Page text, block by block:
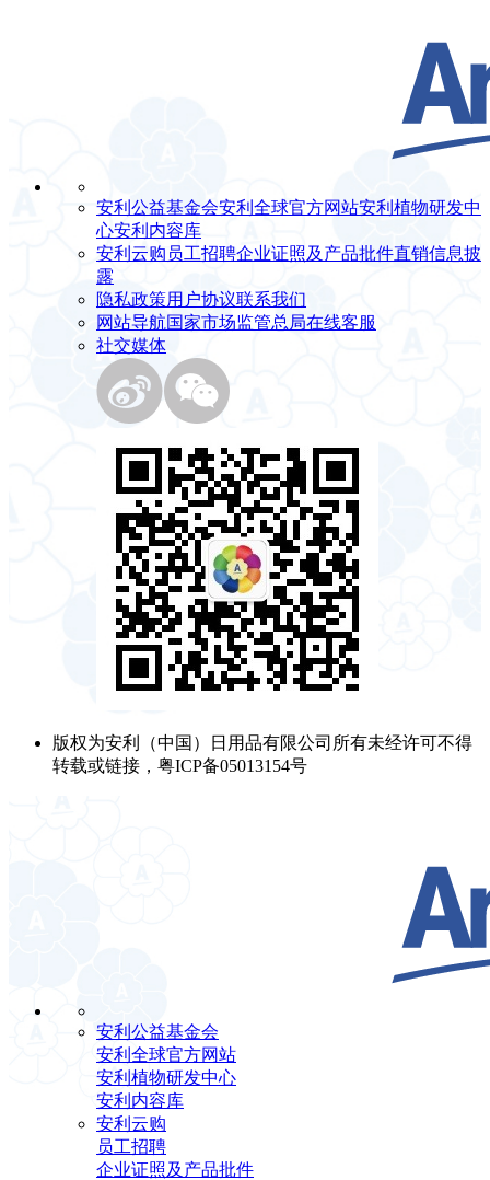
安利公益基金会安利全球官方网站安利植物研发中
心安利内容库
安利云购 员工招聘企业证照及产品批件直销信息披
露
隐私政策用户协议联系我们
网站导航国家市场监管总局在线客服
社交媒体
版权为安利（中国）日用品有限公司所有未经许可不得
转载或链接，粤ICP备05013154号
安利公益基金会
安利全球官方网站
安利植物研发中心
安利内容库
安利云购
员工招聘
企业证照及产品批件